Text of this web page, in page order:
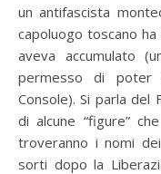
un antifascista
capoluogo toscano
aveva accumulato
permesso di poter
Console). Si parla del
di alcune “figure”
troveranno i nomi
sorti dopo la